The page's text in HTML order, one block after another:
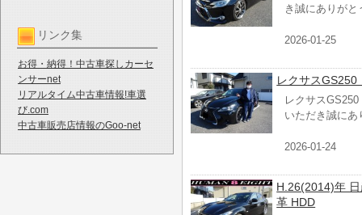
リンク集
お得・納得！中古車探しカーセ
ンサーnet
リアルタイム中古車情報!車選
び.com
中古車販売店情報のGoo-net
き誠にありが
2026-01-25
レクサス
レクサス
いただき誠に
2026-01-24
H.26(2014)年
革 HDD